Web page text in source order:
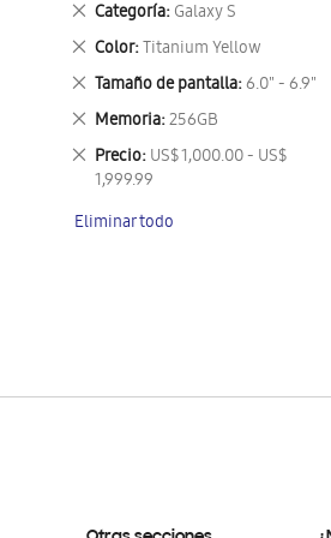
Categoría Galaxy S
Eliminar
este
artículo
Color Titanium Yellow
Eliminar
este
artículo
Tamaño de pantalla 6.0" - 6.9"
Eliminar
este
artículo
Memoria 256GB
Eliminar
este
artículo
Precio US$ 1,000.00 - US$
1,999.99
Eliminar
este
Eliminar todo